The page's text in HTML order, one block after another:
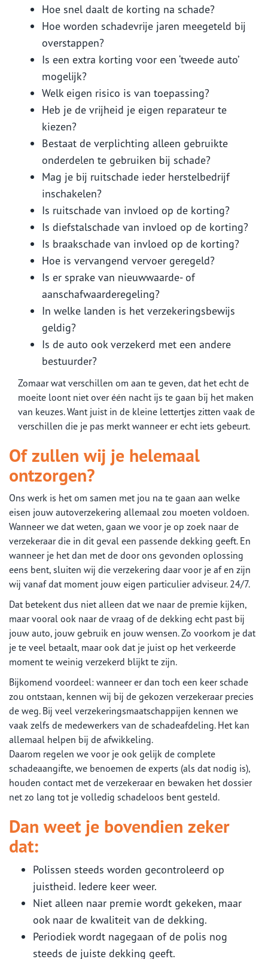
Hoe snel daalt de korting na schade?
Hoe worden schadevrije jaren meegeteld bij
overstappen?
Is een extra korting voor een ‘tweede auto’
mogelijk?
Welk eigen risico is van toepassing?
Heb je de vrijheid je eigen reparateur te
kiezen?
Bestaat de verplichting alleen gebruikte
onderdelen te gebruiken bij schade?
Mag je bij ruitschade ieder herstelbedrijf
inschakelen?
Is ruitschade van invloed op de korting?
Is diefstalschade van invloed op de korting?
Is braakschade van invloed op de korting?
Hoe is vervangend vervoer geregeld?
Is er sprake van nieuwwaarde- of
aanschafwaarderegeling?
In welke landen is het verzekeringsbewijs
geldig?
Is de auto ook verzekerd met een andere
bestuurder?
Zomaar wat verschillen om aan te geven, dat het echt de
moeite loont niet over één nacht ijs te gaan bij het maken
van keuzes. Want juist in de kleine lettertjes zitten vaak de
verschillen die je pas merkt wanneer er echt iets gebeurt.
Of zullen wij je helemaal
ontzorgen?
Ons werk is het om samen met jou na te gaan aan welke
eisen jouw autoverzekering allemaal zou moeten voldoen.
Wanneer we dat weten, gaan we voor je op zoek naar de
verzekeraar die in dit geval een passende dekking geeft. En
wanneer je het dan met de door ons gevonden oplossing
eens bent, sluiten wij die verzekering daar voor je af en zijn
wij vanaf dat moment jouw eigen particulier adviseur. 24/7.
Dat betekent dus niet alleen dat we naar de premie kijken,
maar vooral ook naar de vraag of de dekking echt past bij
jouw auto, jouw gebruik en jouw wensen. Zo voorkom je dat
je te veel betaalt, maar ook dat je juist op het verkeerde
moment te weinig verzekerd blijkt te zijn.
Bijkomend voordeel: wanneer er dan toch een keer schade
zou ontstaan, kennen wij bij de gekozen verzekeraar precies
de weg. Bij veel verzekeringsmaatschappijen kennen we
vaak zelfs de medewerkers van de schadeafdeling. Het kan
allemaal helpen bij de afwikkeling.
Daarom regelen we voor je ook gelijk de complete
schadeaangifte, we benoemen de experts (als dat nodig is),
houden contact met de verzekeraar en bewaken het dossier
net zo lang tot je volledig schadeloos bent gesteld.
Dan weet je bovendien zeker
dat:
Polissen steeds worden gecontroleerd op
juistheid. Iedere keer weer.
Niet alleen naar premie wordt gekeken, maar
ook naar de kwaliteit van de dekking.
Periodiek wordt nagegaan of de polis nog
steeds de juiste dekking geeft.